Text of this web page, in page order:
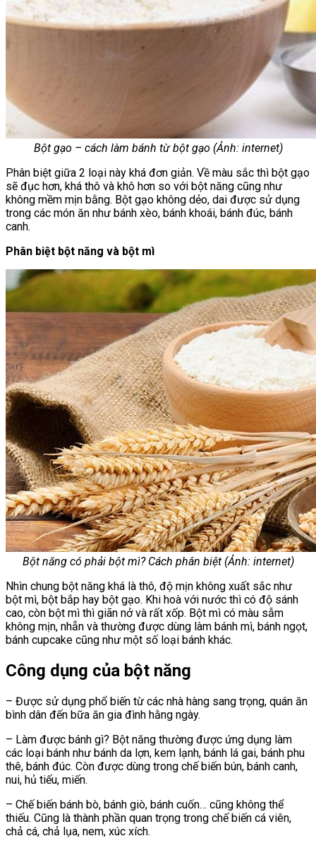
Bột gạo – cách làm bánh từ bột gạo (Ảnh: internet)
Phân biệt giữa 2 loại này khá đơn giản. Về màu sắc thì bột gạo
sẽ đục hơn, khá thô và khô hơn so với bột năng cũng như
không mềm mịn bằng. Bột gạo không dẻo, dai được sử dụng
trong các món ăn như bánh xèo, bánh khoái, bánh đúc, bánh
canh.
Phân biệt bột năng và bột mì
Bột năng có phải bột mì? Cách phân biệt (Ảnh: internet)
Nhìn chung bột năng khá là thô, độ mịn không xuất sắc như
bột mì, bột bắp hay bột gạo. Khi hoà với nước thì có độ sánh
cao, còn bột mì thì giãn nở và rất xốp. Bột mì có màu sẫm
không mịn, nhẵn và thường được dùng làm bánh mì, bánh ngọt,
bánh cupcake cũng như một số loại bánh khác.
Công dụng của bột năng
– Được sử dụng phổ biến từ các nhà hàng sang trọng, quán ăn
bình dân đến bữa ăn gia đình hằng ngày.
– Làm được bánh gì? Bột năng thường được ứng dụng làm
các loại bánh như bánh da lợn, kem lạnh, bánh lá gai, bánh phu
thê, bánh đúc. Còn được dùng trong chế biến bún, bánh canh,
nui, hủ tiếu, miến.
– Chế biến bánh bò, bánh giò, bánh cuốn… cũng không thể
thiếu. Cũng là thành phần quan trọng trong chế biến cá viên,
chả cá, chả lụa, nem, xúc xích.